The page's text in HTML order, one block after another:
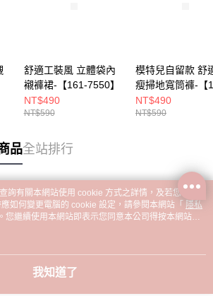
舒適工裝風 立體袋內
襯褲裙-【161-7550】
NT$490
NT$590
模特兒自留款 舒
瘦掃地寬筒褲-【
6808】
NT$490
NT$590
品全站排行
詢有關本網站使用 cookie 方式之詳情，及若您不希
如何變更電腦的 cookie 設定，請參閱本網站「 隱私
您繼續使用本網站即表示您同意本公司得按本網站使
cookie。
我知道了